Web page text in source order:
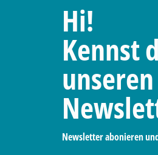
Hi!
Kennst
unseren
Newsletter abonieren